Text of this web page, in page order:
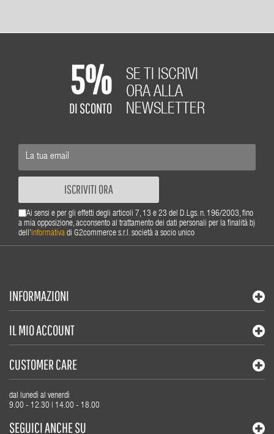
5%
DI SCONTO
SE TI ISCRIVI
ORA ALLA
NEWSLETTER
ISCRIVITI ORA
Ai sensi e per gli effetti degli articoli 7, 13 e 23 del D.Lgs. n. 196/2003, fino
a mia opposizione, acconsento al trattamento dei dati personali per la finalità b)
dell'informativa di G2commerce s.r.l. società a socio unico
INFORMAZIONI
IL MIO ACCOUNT
CUSTOMER CARE
dal lunedì al venerdì
9.00 - 12.30 | 14.00 - 18.00
SEGUICI ANCHE SU